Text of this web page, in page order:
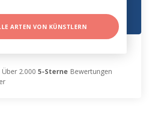
ARTEN VON KÜNSTLERN
Über 2.0005-Sterne Bewertungen